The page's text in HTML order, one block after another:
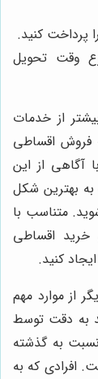
پرداخت کنید.
وقت تحویل
از خدمات
فروش اقساطی
آگاهی از این
بهترین شکل
متناسب با
خرید اقساطی
کنید.
از موارد مهم
به دقت توسط
به گذشته
افرادی که به